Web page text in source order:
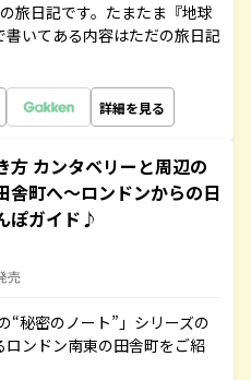
旅日記です。たまたま『地球
いてある内容はただの旅日記
詳細を見る
方 カンタベリーと周辺の
舎町へ～ロンドンからの日
ぽガイド♪
売
“秘密のノート”」シリーズの
ンドン南東の田舎町をご紹